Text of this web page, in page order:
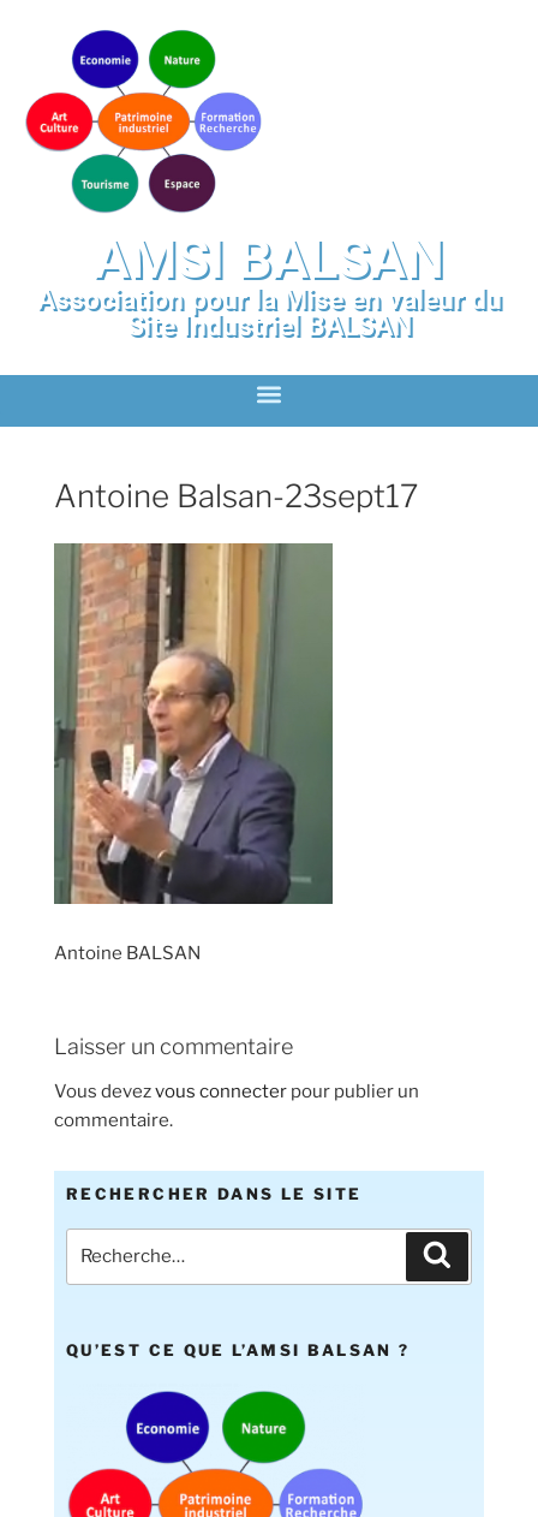
AMSI BALSAN
Association pour la Mise en valeur du
Site Industriel BALSAN
Antoine Balsan-23sept17
Antoine BALSAN
Laisser un commentaire
Vous devezvous connecter pour publier un
commentaire.
RECHERCHER DANS LE SITE
QU’EST CE QUE L’AMSI BALSAN ?